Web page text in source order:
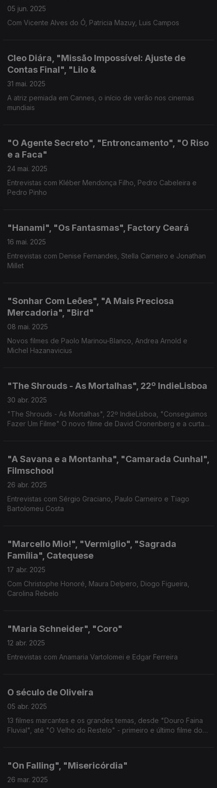
05 jun. 2025
Com Vicente Alves do Ó, Patricia Mazuy, Luis Campos
Cleo Diára, "Missão Impossível: Ajuste de
Contas Final", "Lilo &
31 mai. 2025
A atriz pemiada em Cannes, o início de verão nos cinemas
mundiais
"O Agente Secreto", "Entroncamento", "O Riso
e a Faca"
24 mai. 2025
Entrevistas com Kléber Mendonça Filho, Pedro Cabeleira e
Pedro Pinho
"Hanami", "Os Fantasmas", Factory Ceará
16 mai. 2025
Entrevistas com Denise Fernandes, Stella Carneiro e Jonathan
Millet
"Sonhar Com Leões", "A Mais Preciosa
Mercadoria", "Bird"
08 mai. 2025
Novos filmes de Paolo Marinou-Blanco, Andrea Arnold e
Michel Hazanavicius
"The Shrouds - As Mortalhas", 22º IndieLisboa
30 abr. 2025
"The Shrouds - As Mortalhas", 22º IndieLisboa, "Conseguimos
Fazer Um Filme" O novo filme de David Cronenberg e a curta-
"A Savana e a Montanha", "Camarada Cunhal",
Filmschool
26 abr. 2025
Entrevistas com Sérgio Graciano, Paulo Carneiro e Tiago
Bartolomeu Costa
"Marcello Mio!", "Vermiglio", "Sagrada
Família", Catequese
17 abr. 2025
Com Christophe Honoré, Maura Delpero, Diogo Figueira,
Carolina Rebelo
"Maria Schneider", "Coro"
12 abr. 2025
Entrevistas com Anamaria Vartolomei e Edgar Ferreira
O século de Oliveira
05 abr. 2025
13 filmes marcantes e os grandes temas, desde "Douro Faina
Fluvial", até "O Velho do Restelo" - primeiro e último filme do
"On Falling", "Misericórdia"
26 mar. 2025